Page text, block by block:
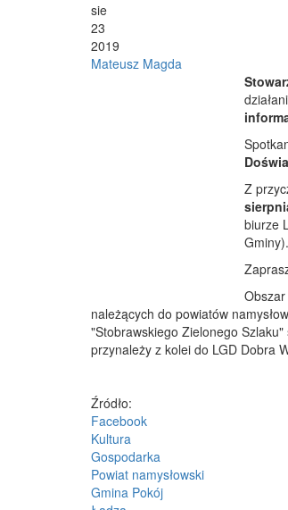
sie
23
2019
Mateusz Magda
Z
biurze
Gminy).
należących do powiatów
"Stobrawskiego Zielonego
przynależy z kolei do LGD Dobra
Źródło:
Facebook
Kultura
Gospodarka
Powiat namysłowski
Gmina Pokój